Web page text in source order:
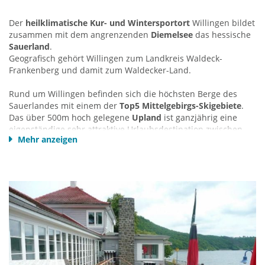
Förderkreis Synagoge Vöhl e.V.
Mittelgasse 9
34516 Vöhl
Kontakt für Besichtigungen:
Tel.: +49 5635 992690
email:g.maier-mar@t-online.de
Karl-Heinz Stadtler
Tel.: +49 5635 1491
email:Karl-Heinz.Stadtler@t-online.de
Der heilklimatische Kur- und Wintersportort Willingen bildet
zusammen mit dem angrenzenden Diemelsee das hessische
Sauerland.
Geografisch gehört Willingen zum Landkreis Waldeck-
Frankenberg und damit zum Waldecker-Land.
Rund um Willingen befinden sich die höchsten Berge des
Sauerlandes mit einem der Top5 Mittelgebirgs-Skigebiete.
Das über 500m hoch gelegene Upland ist ganzjährig eine
eigenständige sehr attraktive Urlaubsdestination zwischen
Sauerland und Waldecker Land mit vielfältigem Angebot. Es
und dem
Milch-MUHseum der Upländer Bauernmolkerei.
Ein Tagesausflug nach Willingen lohnt sich für Urlauber der
Ederseeregion allemal. Auf dem mit der Kabinenseilbahn
(MeineCard+ Partner)zu erreichenden 838m hohen
Ettelsbergbefindet sich ein wunderschönes Wandergebiet
mit Deutschlands größter Hochheideund grandioser
Mehr anzeigen